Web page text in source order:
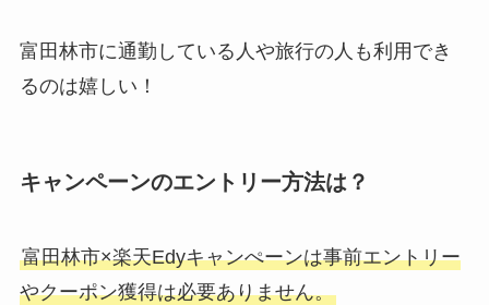
富田林市に通勤している人や旅行の人も利用でき
るのは嬉しい！
キャンペーンのエントリー方法は？
富田林市×楽天Edyキャンぺーンは事前エントリー
やクーポン獲得は必要ありません。